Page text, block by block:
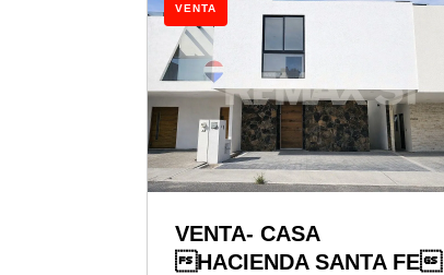
VENTA
VENTA- CASA
HACIENDA SANTA FE